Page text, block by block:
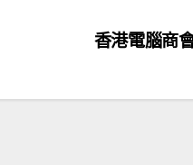
香港電腦商